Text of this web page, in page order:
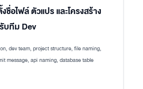
ชื่อไฟล์ ตัวแปร และโครงสร้าง
บทีม Dev
dev team, project structure, file naming,
message, api naming, database table